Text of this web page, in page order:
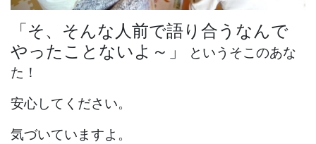
「そ、そんな人前で語り合うなんで
やったことないよ～」
というそこのあな
た！
安心してください。
気づいていますよ。